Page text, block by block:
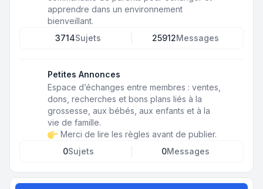
apprendre dans un environnement
bienveillant.
3714Sujets 25912Messages
Petites Annonces
Espace d’échanges entre membres : ventes,
dons, recherches et bons plans liés à la
grossesse, aux bébés, aux enfants et à la
vie de famille.
Merci de lire les règles avant de publier.
0Sujets 0Messages